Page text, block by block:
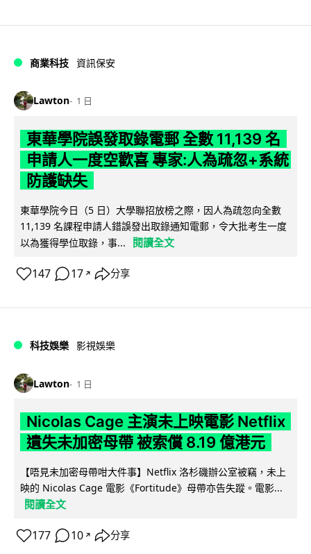
商業科技 資訊保安
Lawton 1 日
東華學院誤發取錄電郵 全數 11,139 名
申請人一度空歡喜 專家:人為疏忽+系統
防護缺失
東華學院今日（5 日）大學聯招放榜之際，因人為疏忽向全數
11,139 名課程申請人錯誤發出取錄通知電郵，令大批考生一度
以為獲得學位取錄，事...
閱讀全文
147 17 ↗ 分享
科技娛樂 影視娛樂
Lawton 1 日
Nicolas Cage 主演未上映電影 Netflix
遺失未加密母帶 被索償 8.19 億港元
【唔見未加密母帶咁大件事】Netflix 洛杉磯辦公室被竊，未上
映的 Nicolas Cage 電影《Fortitude》母帶亦告失蹤。電影...
閱讀全文
177 10 ↗ 分享